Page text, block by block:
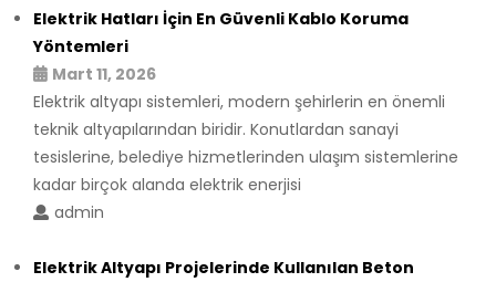
Elektrik Hatları İçin En Güvenli Kablo Koruma
Yöntemleri
Mart 11, 2026
Elektrik altyapı sistemleri, modern şehirlerin en önemli
teknik altyapılarından biridir. Konutlardan sanayi
tesislerine, belediye hizmetlerinden ulaşım sistemlerine
kadar birçok alanda elektrik enerjisi
admin
Elektrik Altyapı Projelerinde Kullanılan Beton